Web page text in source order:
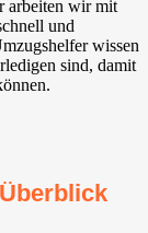
arbeiten wir mit
und
wissen
sind, damit